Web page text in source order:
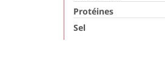
Protéines
Sel